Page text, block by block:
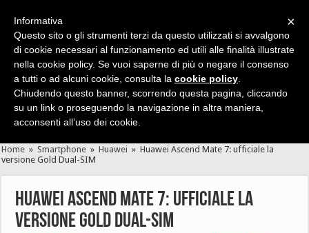
Cerca velocemente news, recensioni, guide, app, giochi ...
Home » Smartphone » Huawei » Huawei Ascend Mate 7: ufficiale la
versione Gold Dual-SIM
Huawei Ascend Mate 7: ufficiale la
versione Gold Dual-SIM
×
Informativa
Questo sito o gli strumenti terzi da questo utilizzati si avvalgono
di cookie necessari al funzionamento ed utili alle finalità illustrate
nella cookie policy. Se vuoi saperne di più o negare il consenso
a tutti o ad alcuni cookie, consulta la cookie policy
Chiudendo questo banner, scorrendo questa pagina, cliccando
su un link o proseguendo la navigazione in altra maniera,
acconsenti all’uso dei cookie.